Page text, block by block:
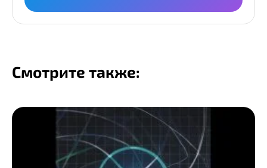
Смотрите также: